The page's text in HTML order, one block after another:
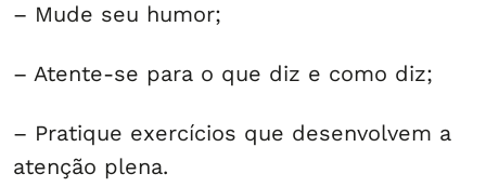
– Mude seu humor;
– Atente-se para o que diz e como diz;
– Pratique exercícios que desenvolvem a
atenção plena.